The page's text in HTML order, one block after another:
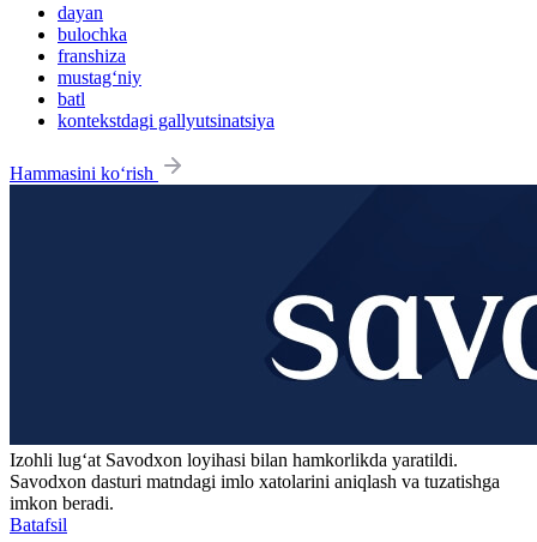
dayan
bulochka
franshiza
mustag‘niy
batl
kontekstdagi gallyutsinatsiya
Hammasini ko‘rish
Izohli lugʻat Savodxon loyihasi bilan hamkorlikda yaratildi.
Savodxon dasturi matndagi imlo xatolarini aniqlash va tuzatishga
imkon beradi.
Batafsil